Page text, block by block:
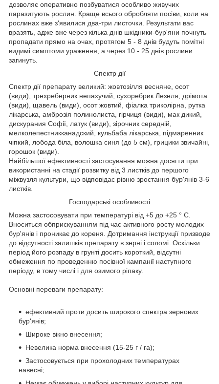
дозволяє оперативно позбуватися особливо живучих
паразитують рослин. Краще всього обробляти посіви, коли на
рослинах вже з'явилися два-три листочки. Результати вас
вразять, адже вже через кілька днів шкідники-бур'яни почнуть
пропадати прямо на очах, протягом 5 - 8 днів будуть помітні
видимі симптоми ураження, а через 10 - 25 днів рослини
загинуть.
Спектр дії
Спектр дії препарату великий: жовтозілля весняне, осот
(види), трехреберник непахучий, сухоребрик Лезеля, дрімота
(види), щавель (види), осот жовтий, фіалка триколірна, рутка
лікарська, амброзія полинолиста, гірчиця (види), мак дикий,
дискурания Софії, латук (види), зірочник середній,
мелколепестникканадский, кульбаба лікарська, підмаренник
чіпкий, лобода біла, волошка синя (до 5 см), грицики звичайні,
горошок (види).
Найбільшої ефективності застосування можна досягти при
використанні на стадії розвитку від 3 листків до першого
міжвузля культури, що відповідає рівню зростання бур'янів 3-6
листків.
Господарські особливості
Можна застосовувати при температурі від +5 до +25 ° С.
Вноситься обприскуванням під час активного росту молодих
бур'янів і проникає до кореня. Дотримання інструкції призводе
до відсутності залишків препарату в зерні і соломі. Оскільки
період його розпаду в грунті досить короткий, відсутні
обмеження по проведенню посівної кампанії наступного
періоду, в тому числі і для озимого ріпаку.
Основні переваги препарату:
ефективний проти досить широкого спектра зернових
бур'янів;
Широке вікно внесення;
Невелика норма внесення (15-25 г / га);
Застосовується при прохолодних температурах
навесні;